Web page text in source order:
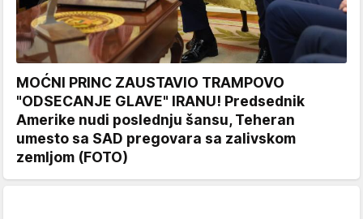
MOĆNI PRINC ZAUSTAVIO TRAMPOVO
"ODSECANJE GLAVE" IRANU! Predsednik
Amerike nudi poslednju šansu, Teheran
umesto sa SAD pregovara sa zalivskom
zemljom (FOTO)